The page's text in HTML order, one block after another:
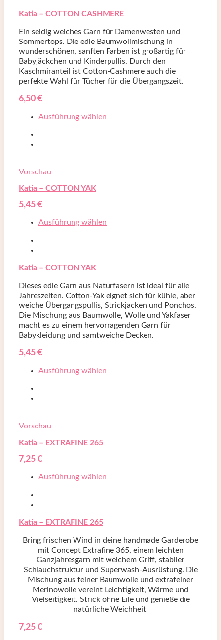
Katia – COTTON CASHMERE
Ein seidig weiches Garn für Damenwesten und
Sommertops. Die edle Baumwollmischung in
wunderschönen, sanften Farben ist großartig für
Babyjäckchen und Kinderpullis. Durch den
Kaschmiranteil ist Cotton-Cashmere auch die
perfekte Wahl für Tücher für die Übergangszeit.
6,50 €
Ausführung wählen
Vorschau
Katia – COTTON YAK
5,45 €
Ausführung wählen
Katia – COTTON YAK
Dieses edle Garn aus Naturfasern ist ideal für alle
Jahreszeiten. Cotton-Yak eignet sich für kühle, aber
weiche Übergangspullis, Strickjacken und Ponchos.
Die Mischung aus Baumwolle, Wolle und Yakfaser
macht es zu einem hervorragenden Garn für
Babykleidung und samtweiche Decken.
5,45 €
Ausführung wählen
Vorschau
Katia – EXTRAFINE 265
7,25 €
Ausführung wählen
Katia – EXTRAFINE 265
Bring frischen Wind in deine handmade Garderobe
mit Concept Extrafine 365, einem leichten
Ganzjahresgarn mit weichem Griff, stabiler
Schlauchstruktur und Superwash-Ausrüstung. Die
Mischung aus feiner Baumwolle und extrafeiner
Merinowolle vereint Leichtigkeit, Wärme und
Vielseitigkeit. Strick ohne Eile und genieße die
natürliche Weichheit.
7,25 €